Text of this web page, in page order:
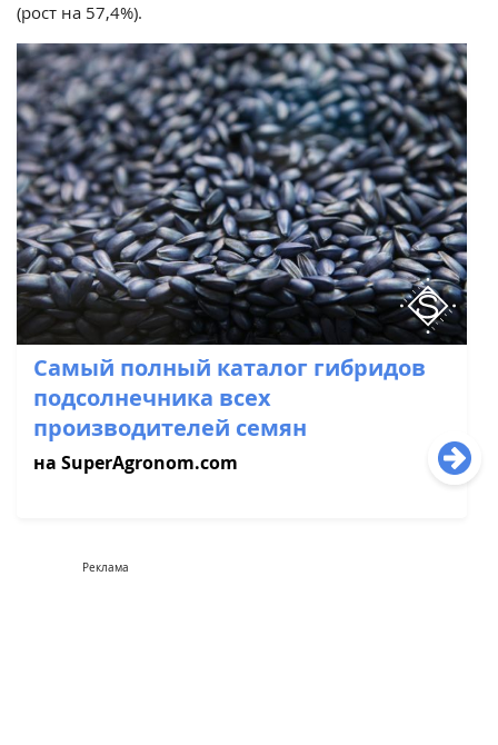
(рост на 57,4%).
Самый полный каталог гибридов
подсолнечника всех
производителей семян
на SuperAgronom.com
Реклама